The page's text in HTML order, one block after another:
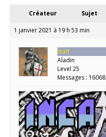
Créateur Sujet
1 janvier 2021 à 19 h 53 min
Staff
Aladin
Level 25
Messages : 16068